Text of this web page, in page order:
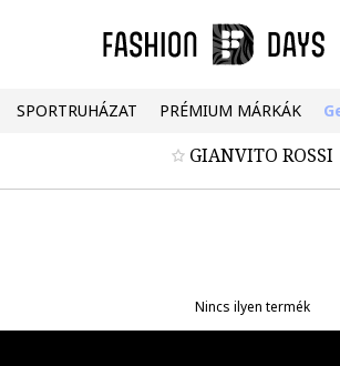
SPORTRUHÁZAT PRÉMIUM MÁRKÁK
GIANVITO ROSSI
Nincs ilyen termék